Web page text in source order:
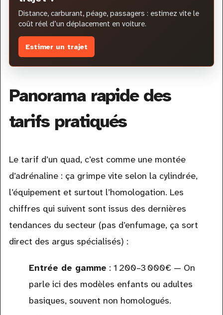
Distance, carburant, péage, passagers : estimez vite le
coût réel d’un déplacement en voiture.
Estimer un trajet
Panorama rapide des
tarifs pratiqués
Le tarif d’un quad, c’est comme une montée
d’adrénaline : ça grimpe vite selon la cylindrée,
l’équipement et surtout l’homologation. Les
chiffres qui suivent sont issus des dernières
tendances du secteur (pas d’enfumage, ça sort
direct des argus spécialisés) :
Entrée de gamme : 1 200–3 000€ — On
parle ici des modèles enfants ou adultes
basiques, souvent non homologués.